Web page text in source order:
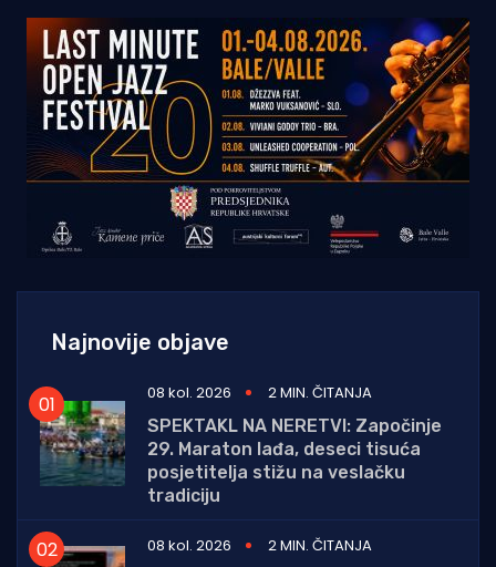
Najnovije objave
08 kol. 2026
2 MIN. ČITANJA
SPEKTAKL NA NERETVI: Započinje
29. Maraton lađa, deseci tisuća
posjetitelja stižu na veslačku
tradiciju
08 kol. 2026
2 MIN. ČITANJA